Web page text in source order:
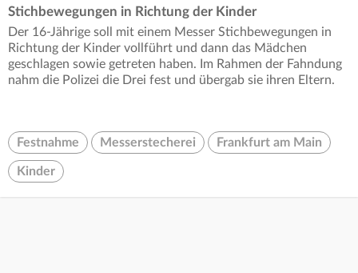
Stichbewegungen in Richtung der Kinder
Der 16-Jährige soll mit einem Messer Stichbewegungen in
Richtung der Kinder vollführt und dann das Mädchen
geschlagen sowie getreten haben. Im Rahmen der Fahndung
nahm die Polizei die Drei fest und übergab sie ihren Eltern.
Festnahme Messerstecherei Frankfurt am Main
Kinder